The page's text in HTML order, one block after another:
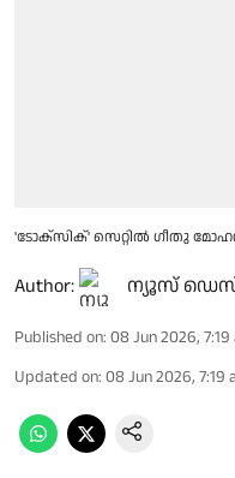
'ടോക്സിക്' സെറ്റിൽ ഗീതു
Author: ന്യൂസ്
Published on: 08 Jun 2026, 7:19
Updated on: 08 Jun 2026, 7:19